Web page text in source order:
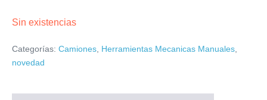
Sin existencias
Categorías: Camiones Herramientas Mecanicas Manuales
novedad